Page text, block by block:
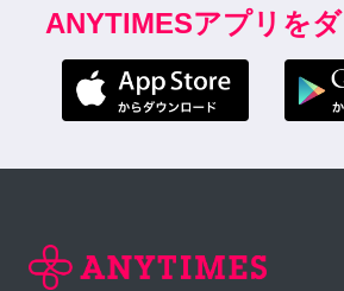
ANYTIMESアプリを